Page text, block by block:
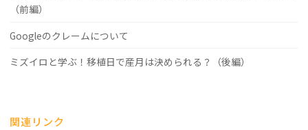
（前編）
Googleのクレームについて
ミズイロと学ぶ！移植日で産月は決められる？（後編）
関連リンク